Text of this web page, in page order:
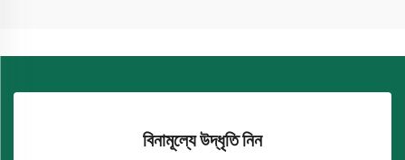
বিনামূল্যে উদ্ধৃতি নিন